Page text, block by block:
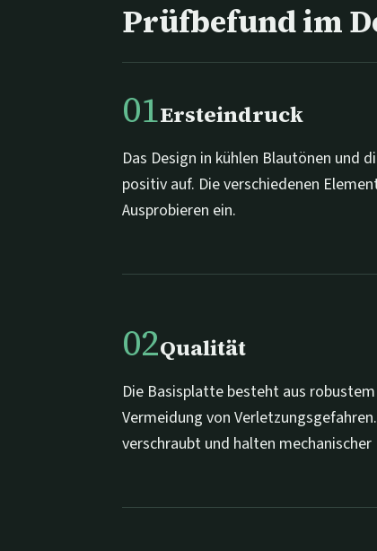
Prüfbefund im
01Ersteindruck
Das Design in kühlen Blautönen
positiv auf. Die verschiedenen
Ausprobieren ein.
02Qualität
Die Basisplatte besteht aus
Vermeidung von
verschraubt und halten